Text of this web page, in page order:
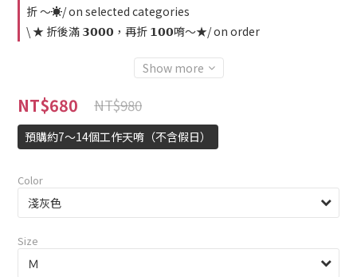
折 ～☀️/ on selected categories
\ ★ 折後滿 𝟯𝟬𝟬𝟬，再折 𝟭𝟬𝟬唷～★/ on order
Show more
NT$680 NT$980
預購約7～14個工作天唷（不含假日）
Color
Size